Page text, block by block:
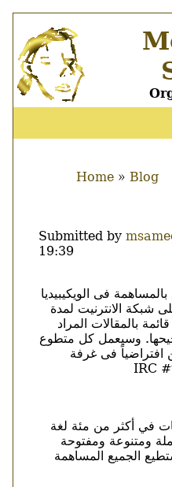
main
content
User
Home Blog
Submitted by
19:39
فى الويكيبيديا
شبكة الانترنيت لمدة
بالمقالات المراد
وسيعمل كل متطوع
افتراضياً فى غرفة
في أكثر من مئة لغة
ومتنوعة ومفتوحة
الجميع المساهمة